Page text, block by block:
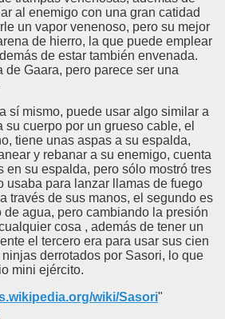
al enemigo con una gran catidad
un vapor venenoso, pero su mejor
de hierro, la que puede emplear
de estar también envenada.
de Gaara, pero parece ser una
sí mismo, puede usar algo similar a
su cuerpo por un grueso cable, el
tiene unas aspas a su espalda,
y rebanar a su enemigo, cuenta
en su espalda, pero sólo mostró tres
usaba para lanzar llamas de fuego
través de sus manos, el segundo es
de agua, pero cambiando la presión
cosa , además de tener un
el tercero era para usar sus cien
derrotados por Sasori, lo que
mini ejército.
wiki/Sasori"